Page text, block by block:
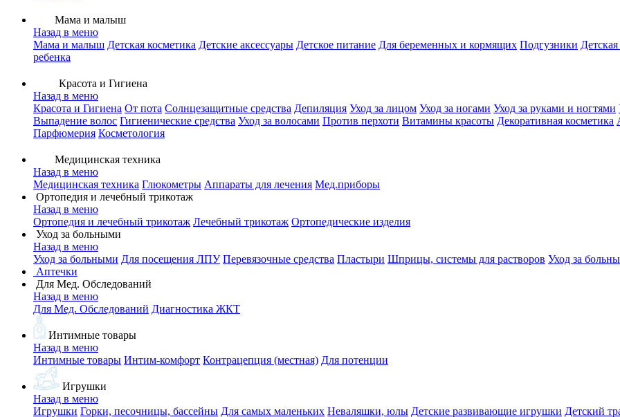
Мама и малыш
Назад в меню
Мама и малыш Детская косметика Детские аксессуары Детское питание Для беременных и кормящих Подгузники
ребенка
Красота и Гигиена
Назад в меню
Красота и Гигиена От пота Солнцезащитные средства Депиляция Уход за лицом Уход за ногами Уход за руками и ногтями
Выпадение волос Гигиенические средства Уход за волосами Против перхоти Витамины красоты Декоративная косметика
Парфюмерия Косметология
Медицинская техника
Назад в меню
Медицинская техника Глюкометры Аппараты для лечения Мед.приборы
Ортопедия и лечебный трикотаж
Назад в меню
Ортопедия и лечебный трикотаж Лечебный трикотаж Ортопедические изделия
Уход за больными
Назад в меню
Уход за больными Для посещения ЛПУ Перевязочные средства Пластыри Шприцы, системы для растворов Уход за
Аптечки
Для Мед. Обследований
Назад в меню
Для Мед. Обследований Диагностика ЖКТ
Интимные товары
Назад в меню
Интимные товары Интим-комфорт Контрацепция (местная) Для потенции
Игрушки
Назад в меню
Игрушки Горки, песочницы, бассейны Для самых маленьких Неваляшки, юлы Детские развивающие игрушки Детский